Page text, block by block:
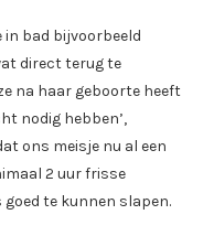
in bad bijvoorbeeld
direct terug te
na haar geboorte heeft
nodig hebben’,
ons meisje nu al een
2 uur frisse
te kunnen slapen.